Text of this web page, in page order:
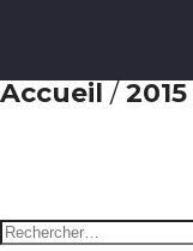
Accueil /2015